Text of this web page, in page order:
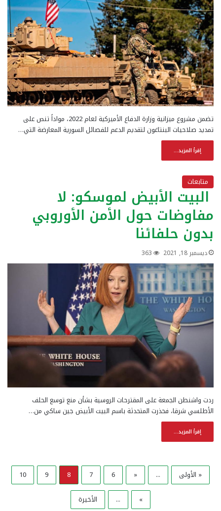
تضمن مشروع ميزانية وزارة الدفاع الأميركية لعام 2022، مواداً تنص على
تمديد صلاحيات البنتاغون لتقديم الدعم للفصائل السورية المعارضة التي…
إقرأ المزيد...
متابعات
البيت الأبيض لموسكو: لا
مفاوضات حول الأمن الأوروبي
بدون حلفائنا
ديسمبر 18, 2021 363
ردت واشنطن الجمعة على المقترحات الروسية بشأن منع توسع الحلف
الأطلسي شرقا، فحذرت المتحدثة باسم البيت الأبيض جين ساكي من…
إقرأ المزيد...
« الأولى ...
«
6
7
8
9
10
»
... الأخيرة